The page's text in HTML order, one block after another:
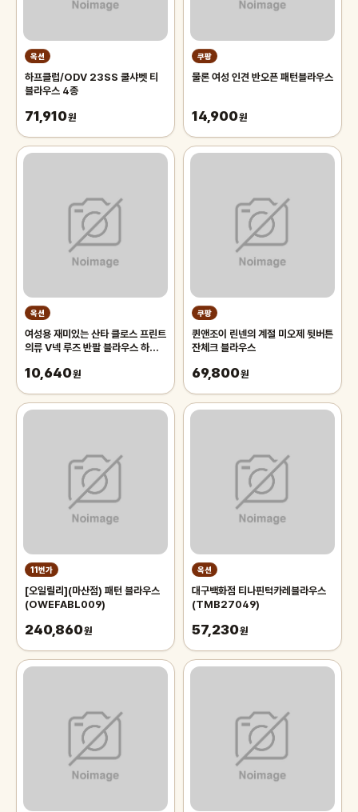
옥션
하프클럽/ODV 23SS 쿨샤벳 티
블라우스 4종
71,910원
쿠팡
물론 여성 인견 반오픈 패턴블라우스
14,900원
옥션
여성용 재미있는 산타 클로스 프린트
의류 V넥 루즈 반팔 블라우스 하라
10,640원
쿠팡
퀸앤조이 린넨의 계절 미오제 뒷버튼
잔체크 블라우스
69,800원
11번가
[오일릴리](마산점) 패턴 블라우스
(OWEFABL009)
240,860원
옥션
대구백화점 티나핀턱카레블라우스
(TMB27049)
57,230원